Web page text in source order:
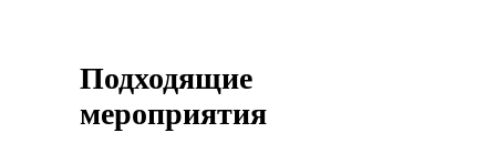
Подходящие
мероприятия